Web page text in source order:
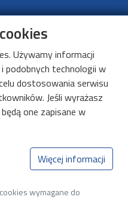
Elektroniki
Używamy informacji
podobnych technologii w
dostosowania serwisu
Jeśli wyrażasz
one zapisane w
Więcej informacji
wymagane do